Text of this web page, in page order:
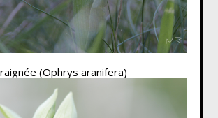
(Ophrys aranifera)